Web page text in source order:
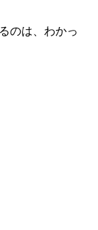
のは、わかっ